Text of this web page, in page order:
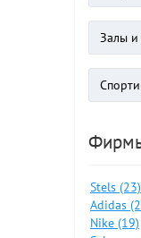
Stels (23)
Adidas
Nike (19)